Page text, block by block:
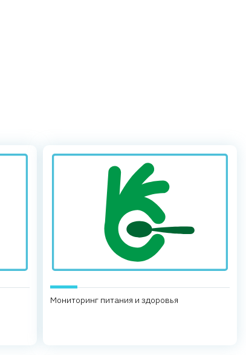
Мониторинг питания и здоровья